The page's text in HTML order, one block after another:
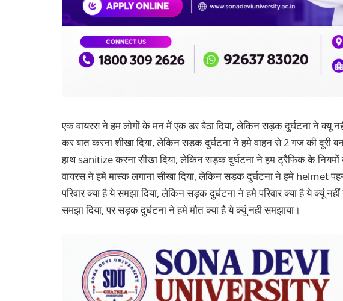
एक वायरस ने हम लोगों के मन में एक डर बैठा दिया, लेकिन सड़क दुर्घटना ने क्यू
कर बात करना शीखा दिया, लेकिन सड़क दुर्घटना ने हमे वाहन से 2 गज की दूरी
हाथ sanitize करना सीखा दिया, लेकिन सड़क दुर्घटना ने हम ट्रैफिक के नियमों
वायरस ने हमे मास्क लगाना सीखा दिया, लेकिन सड़क दुर्घटना ने हमे helmet
परिवार क्या है ये समझा दिया, लेकिन सड़क दुर्घटना ने हमे परिवार क्या है ये क्यूं
समझा दिया, पर सड़क दुर्घटना ने हमे मौत क्या है ये क्यूं नही समझाया।